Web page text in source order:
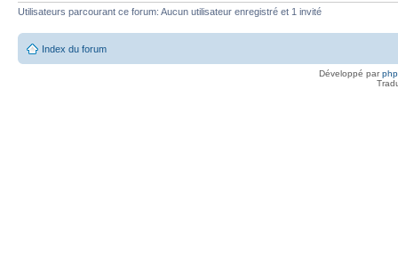
Utilisateurs parcourant ce forum: Aucun utilisateur enregistré et 1 invité
Index du forum
Développé par